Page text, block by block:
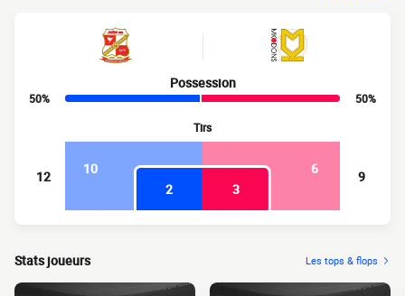
Possession
50%
50%
Tirs
12 10
6
2
3
9
Stats joueurs Les tops & flops